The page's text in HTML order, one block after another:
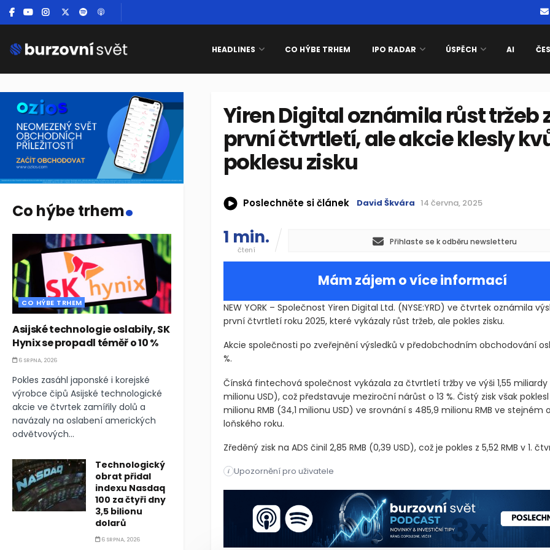
HEADLINES CO HÝBE TRHEM IPO RADAR ÚSPĚCH AI
Yiren Digital oznámila růst tržeb
první čtvrtletí, ale akcie klesly
poklesu zisku
Poslechněte si článek David Škvára 14 června, 2025
1 min.
čtení
Přihlaste se k odběru newsletteru
Mám zájem o více informací
NEW YORK – Společnost Yiren Digital Ltd. (NYSE:YRD) ve čtvrtek oznámila
první čtvrtletí roku 2025, které vykázaly růst tržeb, ale pokles zisku.
Akcie společnosti po zveřejnění výsledků v předobchodním obchodování
%.
Čínská fintechová společnost vykázala za čtvrtletí tržby ve výši 1,55 miliardy
milionu USD), což představuje meziroční nárůst o 13 %. Čistý zisk však
milionu RMB (34,1 milionu USD) ve srovnání s 485,9 milionu RMB ve stejném
loňského roku.
Zředěný zisk na ADS činil 2,85 RMB (0,39 USD), což je pokles z 5,52 RMB v 1.
NEW YORK – Společnost Yiren Digital Ltd. ve čtvrtek oznámila výsledky za
i Upozornění pro uživatele
NEW YORK - Společnost Yiren Digital Ltd. (NYSE:YRD) ve čtvrtek oznámila
Co hýbe trhem.
CO HÝBE TRHEM
Asijské technologie oslabily, SK
Hynix se propadl téměř o 10 %
6 SRPNA, 2026
Pokles zasáhl japonské i korejské
výrobce čipů Asijské technologické
akcie ve čtvrtek zamířily dolů a
navázaly na oslabení amerických
odvětvových...
Technologický
obrat přidal
indexu Nasdaq
100 za čtyři dny
3,5 bilionu
dolarů
6 SRPNA, 2026